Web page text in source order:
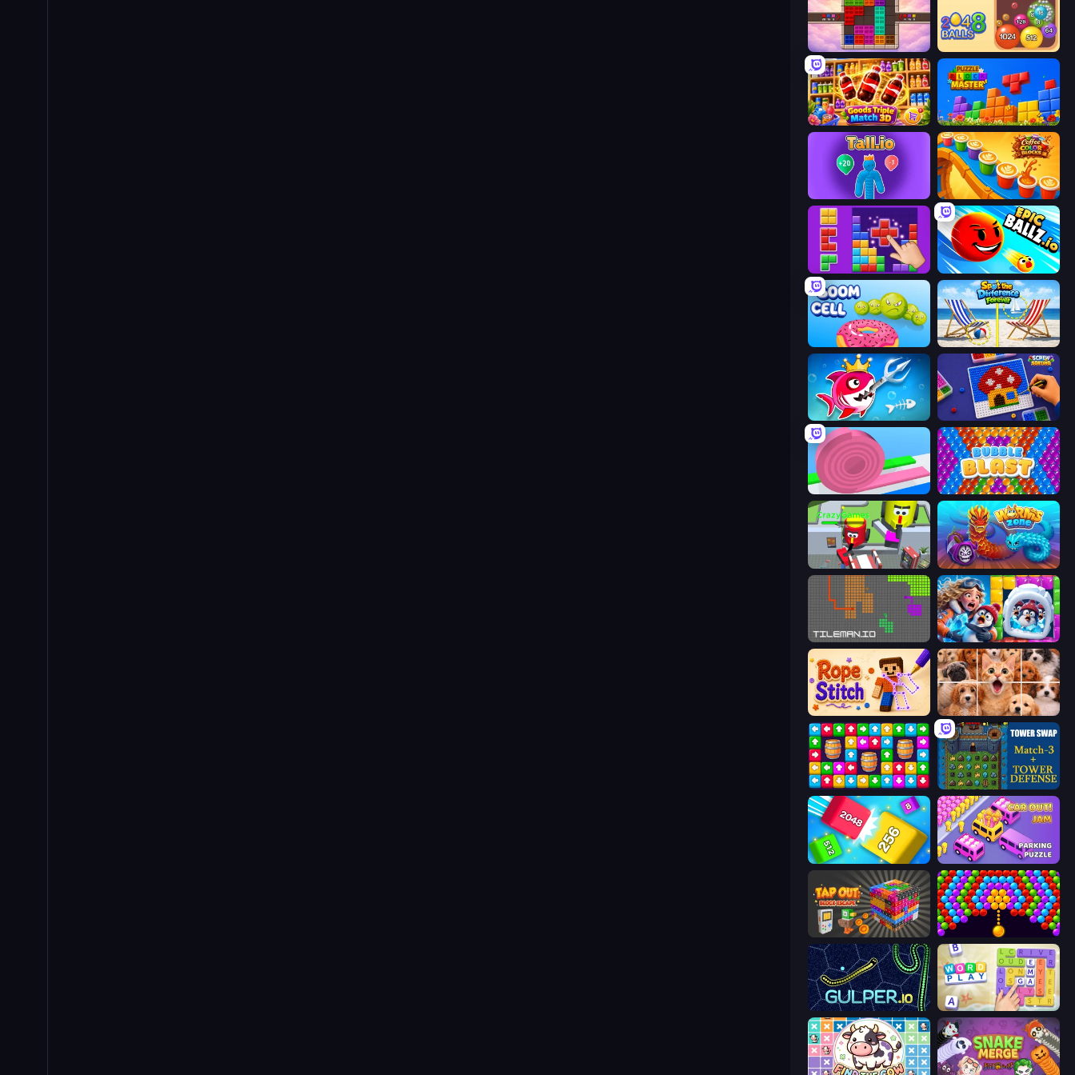
Color Cube Puzzle Crazy 2048 Balls
Goods Triple Match 3D Puzzle Block Master
Tall.io Coffee Color Blocks
BlockBuster Puzzle EpicBallz.io
Boom Cell Spot the Difference Forever
Fish Stab Getting Big Screw Sorting
Layers Roll Bubble Blast
CleanUp.IO Worms.Zone
TileMan.io Captain Blast
Rope Stitch Puzzle Jigpic Solitaire
Tap Away Story Tower Swap
Qube 2048 Car OUT! Jam Parking Puzzle
Tap Out: Block Escape Bubble Story
Gulper.io Word Play